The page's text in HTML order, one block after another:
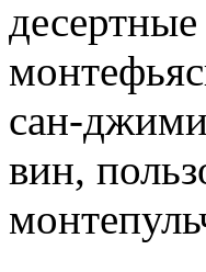
сан-
вин,